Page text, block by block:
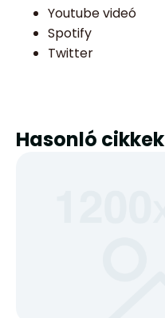
Youtube videó
Spotify
Twitter
Hasonló cikkek